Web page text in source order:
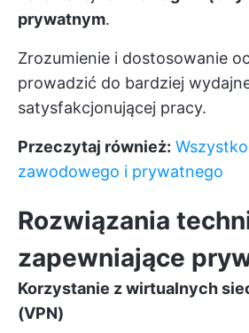
prywatnym.
Zrozumienie i dostosowanie
prowadzić do bardziej
satysfakcjonującej pracy.
Przeczytaj również:
zawodowego i prywatnego
Rozwiązania
zapewniające
Korzystanie z wirtualnych
(VPN)